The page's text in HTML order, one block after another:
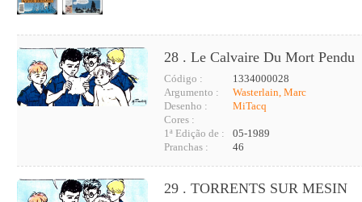
28 . Le Calvaire Du Mort Pendu
Código :
1334000028
Argumento :
Wasterlain, Marc
Desenho :
MiTacq
Cores :
1ª Edição de :
05-1989
Pranchas :
46
29 . TORRENTS SUR MESIN